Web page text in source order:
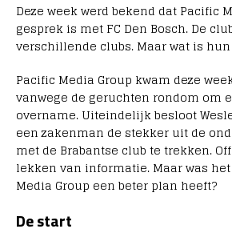
Deze week werd bekend dat Pacific
gesprek is met FC Den Bosch. De
verschillende clubs. Maar wat is
Pacific Media Group kwam deze
vanwege de geruchten rondom om
overname. Uiteindelijk besloot
een zakenman de stekker uit de
met de Brabantse club te trekken.
lekken van informatie. Maar was
Media Group een beter plan heeft?
De start